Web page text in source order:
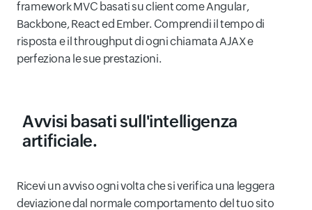
framework MVC basati su client come Angular,
Backbone, React ed Ember. Comprendi il tempo di
risposta e il throughput di ogni chiamata AJAX e
perfeziona le sue prestazioni.
Avvisi basati sull'intelligenza
artificiale.
Ricevi un avviso ogni volta che si verifica una leggera
deviazione dal normale comportamento del tuo sito